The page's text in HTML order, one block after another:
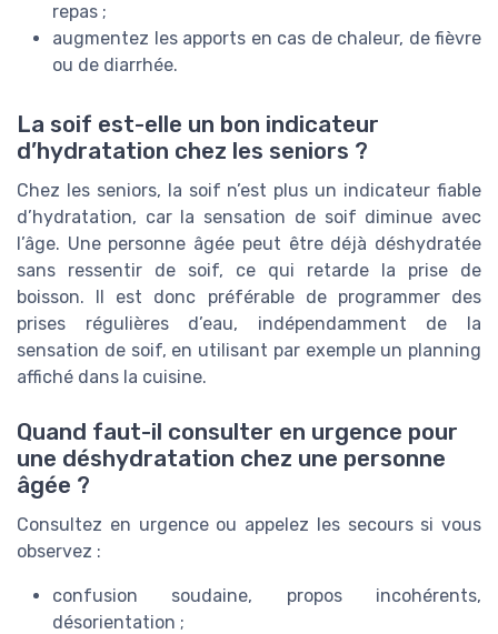
repas ;
augmentez les apports en cas de chaleur, de fièvre
ou de diarrhée.
La soif est-elle un bon indicateur
d’hydratation chez les seniors ?
Chez les seniors, la soif n’est plus un indicateur fiable
d’hydratation, car la sensation de soif diminue avec
l’âge. Une personne âgée peut être déjà déshydratée
sans ressentir de soif, ce qui retarde la prise de
boisson. Il est donc préférable de programmer des
prises régulières d’eau, indépendamment de la
sensation de soif, en utilisant par exemple un planning
affiché dans la cuisine.
Quand faut-il consulter en urgence pour
une déshydratation chez une personne
âgée ?
Consultez en urgence ou appelez les secours si vous
observez :
confusion soudaine, propos incohérents,
désorientation ;